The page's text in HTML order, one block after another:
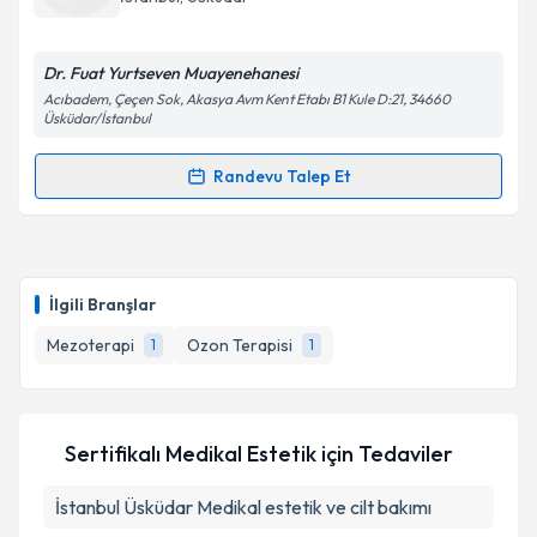
İlgili Branşlar
Mezoterapi
1 Ozon Terapisi 1
Kişisel verilerimin işlenmesine ilişkinAydınlatma
'ni okudum ve kişisel verilerimin belirtilen
kapsamda işlenmesini kabul ediyorum.
Takvim Talebini Gönder
Dr. Fuat Yurtseven Muayenehanesi
Acıbadem, Çeçen Sok, Akasya Avm Kent Etabı B1 Kule D:21, 34660
Üsküdar/İstanbul
Randevu Talep Et
Randevu Takvimi Talebi
takvim hazırlandığında e-posta ile bilgilendireceğiz.
E-posta Adresiniz
Metni'ni okudum ve kişisel verilerimin belirtilen
Sertifikalı Medikal Estetik için Tedaviler
İstanbul Üsküdar Medikal estetik ve cilt bakımı